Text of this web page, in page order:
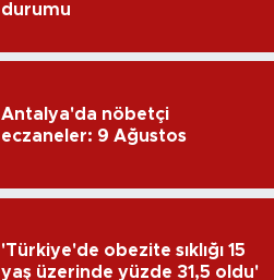
durumu
Antalya'da nöbetçi
eczaneler: 9 Ağustos
'Türkiye'de obezite sıklığı 15
yaş üzerinde yüzde 31,5 oldu'